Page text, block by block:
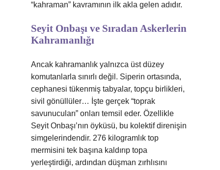
“kahraman” kavramının ilk akla gelen adıdır.
Seyit Onbaşı ve Sıradan Askerlerin
Kahramanlığı
Ancak kahramanlık yalnızca üst düzey
komutanlarla sınırlı değil. Siperin ortasında,
cephanesi tükenmiş tabyalar, topçu birlikleri,
sivil gönüllüler… İşte gerçek “toprak
savunucuları” onları temsil eder. Özellikle
Seyit Onbaşı’nın öyküsü, bu kolektif direnişin
simgelerindendir. 276 kilogramlık top
mermisini tek başına kaldırıp topa
yerleştirdiği, ardından düşman zırhlısını